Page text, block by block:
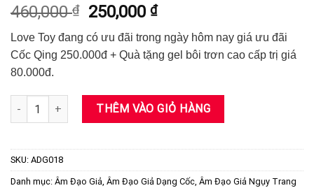
dựa trên
đánh giá
460,000₫
Giá
gốc
là:
460,000 ₫.
250,000₫Giá
hiện
tại
là:
Love Toy đang có ưu đãi trong ngày hôm nay giá ưu đãi
Cốc Qing 250.000đ + Quà tặng gel bôi trơn cao cấp trị giá
80.000đ.
Cốc Thủ Dâm Qing Kèm Quà Tặng Gel Cao Cấp số lượng
THÊM VÀO GIỎ HÀNG
SKU: ADG018
Danh mục: Âm Đạo Giả, Âm Đạo Giả Dạng Cốc, Âm Đạo Giả Ngụy Trang